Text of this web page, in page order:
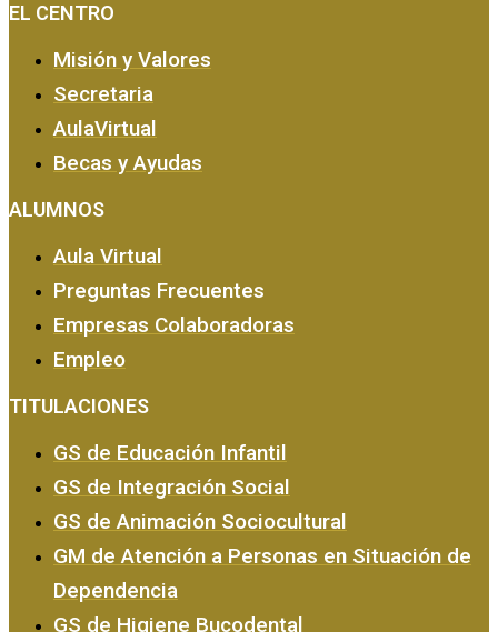
EL CENTRO
Misión y Valores
Secretaria
AulaVirtual
Becas y Ayudas
ALUMNOS
Aula Virtual
Preguntas Frecuentes
Empresas Colaboradoras
Empleo
TITULACIONES
GS de Educación Infantil
GS de Integración Social
GS de Animación Sociocultural
GM de Atención a Personas en Situación de
Dependencia
GS de Higiene Bucodental